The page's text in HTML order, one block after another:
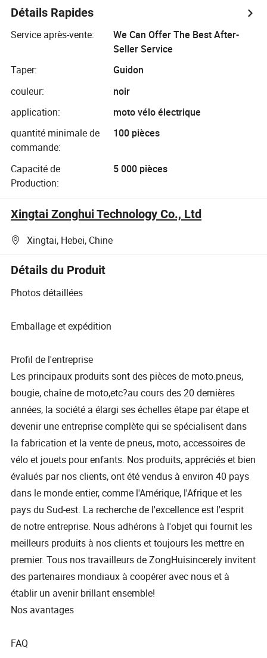
aluminium pour
Cg520
Détails Rapides
Service après-vente:
We Can Offer The Best After-
Seller Service
Taper:
Guidon
couleur:
noir
application:
moto vélo électrique
quantité minimale de
commande:
100 pièces
Capacité de
Production:
5 000 pièces
Xingtai Zonghui Technology Co., Ltd
Xingtai, Hebei, Chine
Détails du Produit
Photos détaillées
Emballage et expédition
Profil de l'entreprise
Les principaux produits sont des pièces de moto.pneus,
bougie, chaîne de moto,etc?au cours des 20 dernières
années, la société a élargi ses échelles étape par étape et
devenir une entreprise complète qui se spécialisent dans
la fabrication et la vente de pneus, moto, accessoires de
vélo et jouets pour enfants. Nos produits, appréciés et bien
évalués par nos clients, ont été vendus à environ 40 pays
dans le monde entier, comme l'Amérique, l'Afrique et les
pays du Sud-est. La recherche de l'excellence est l'esprit
de notre entreprise. Nous adhérons à l'objet qui fournit les
meilleurs produits à nos clients et toujours les mettre en
premier. Tous nos travailleurs de ZongHuisincerely invitent
des partenaires mondiaux à coopérer avec nous et à
établir un avenir brillant ensemble!
Nos avantages
FAQ